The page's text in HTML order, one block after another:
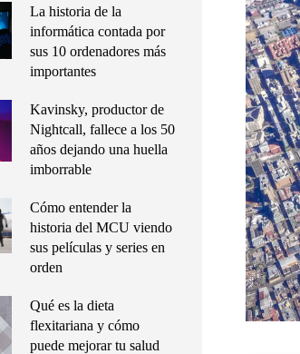
La historia de la
informática contada por
sus 10 ordenadores más
importantes
Kavinsky, productor de
Nightcall, fallece a los 50
años dejando una huella
imborrable
Cómo entender la
historia del MCU viendo
sus películas y series en
orden
Qué es la dieta
flexitariana y cómo
puede mejorar tu salud